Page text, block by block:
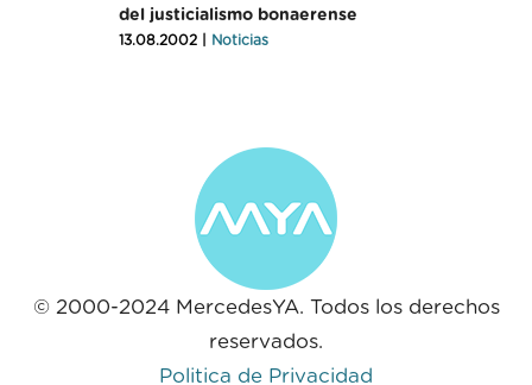
del justicialismo bonaerense
13.08.2002 | Noticias
© 2000-2024 MercedesYA. Todos los derechos
reservados.
Politica de Privacidad